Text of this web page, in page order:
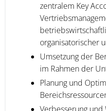
zentralem Key
organisatorischer
Umsetzung der
im Rahmen der
Planung und